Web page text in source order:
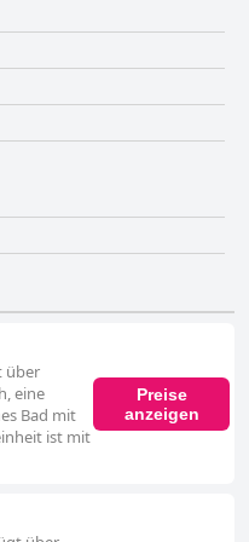
über
eine
Bad mit
ist mit
Preise
anzeigen